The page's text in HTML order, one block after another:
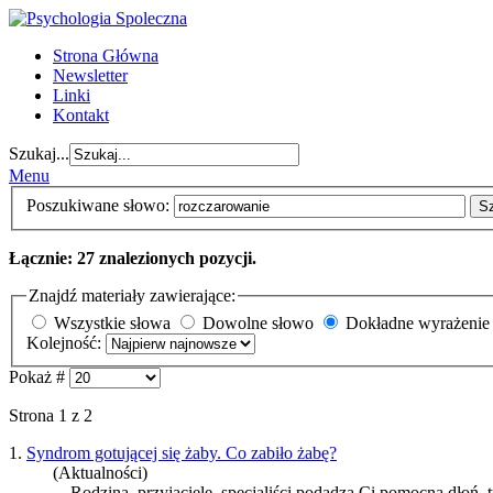
Strona Główna
Newsletter
Linki
Kontakt
Szukaj...
Menu
Poszukiwane słowo:
Łącznie: 27 znalezionych pozycji.
Znajdź materiały zawierające:
Wszystkie słowa
Dowolne słowo
Dokładne wyrażenie
Kolejność:
Pokaż #
Strona 1 z 2
1. Syndrom gotującej się żaby. Co zabiło żabę?
(Aktualności)